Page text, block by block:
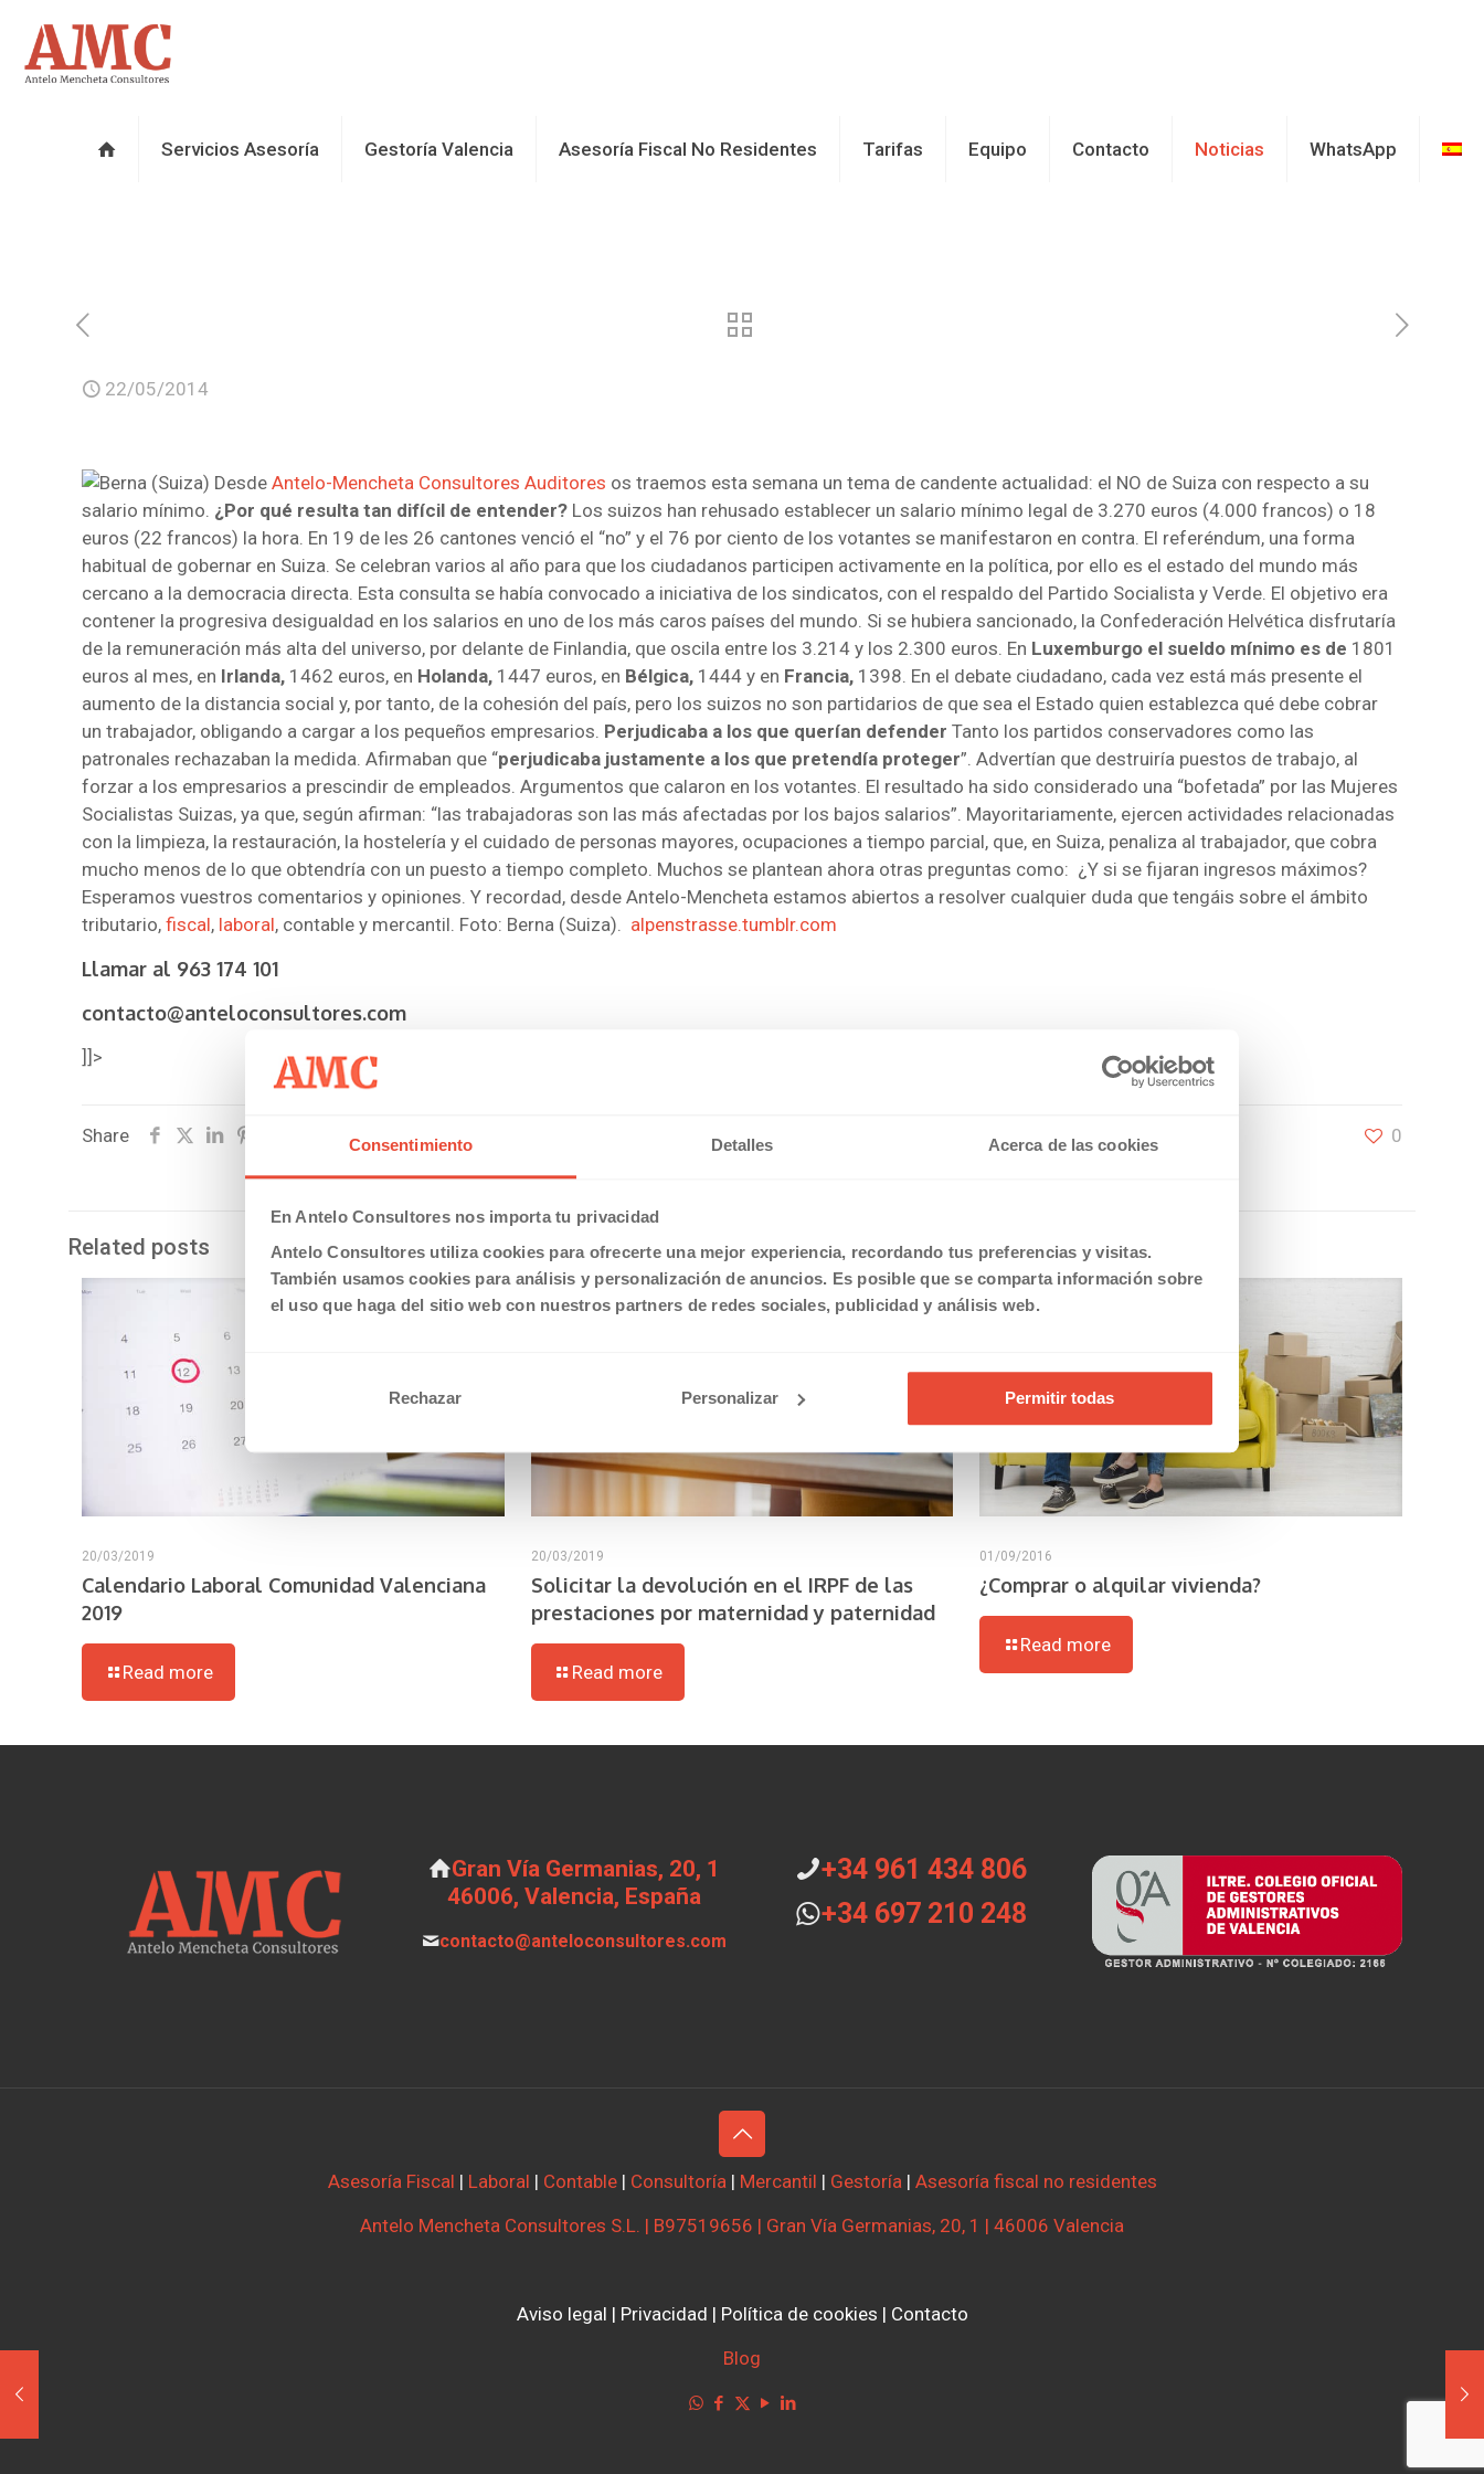
Consentimiento Detalles Acerca de las cookies
En Antelo Consultores nos importa tu privacidad
Antelo Consultores utiliza cookies para ofrecerte una mejor experiencia, recordando tus preferencias y visitas.
También usamos cookies para análisis y personalización de anuncios. Es posible que se comparta información sobre
el uso que haga del sitio web con nuestros partners de redes sociales, publicidad y análisis web.
Rechazar Personalizar Permitir todas
Servicios Asesoría Gestoría Valencia Asesoría Fiscal No Residentes Tarifas Equipo Contacto Noticias WhatsApp
22/05/2014
DesdeAntelo-Mencheta Consultores Auditores os traemos esta semana un tema de candente actualidad: el NO de Suiza con respecto a su
salario mínimo. ¿Por qué resulta tan difícil de entender? Los suizos han rehusado establecer un salario mínimo legal de 3.270 euros (4.000 francos) o 18
euros (22 francos) la hora. En 19 de les 26 cantones venció el “no” y el 76 por ciento de los votantes se manifestaron en contra. El referéndum, una forma
habitual de gobernar en Suiza. Se celebran varios al año para que los ciudadanos participen activamente en la política, por ello es el estado del mundo más
cercano a la democracia directa. Esta consulta se había convocado a iniciativa de los sindicatos, con el respaldo del Partido Socialista y Verde. El objetivo era
contener la progresiva desigualdad en los salarios en uno de los más caros países del mundo. Si se hubiera sancionado, la Confederación Helvética disfrutaría
de la remuneración más alta del universo, por delante de Finlandia, que oscila entre los 3.214 y los 2.300 euros. En Luxemburgo el sueldo mínimo es de 1801
euros al mes, en Irlanda, 1462 euros, en Holanda, 1447 euros, en Bélgica, 1444 y en Francia, 1398. En el debate ciudadano, cada vez está más presente el
aumento de la distancia social y, por tanto, de la cohesión del país, pero los suizos no son partidarios de que sea el Estado quien establezca qué debe cobrar
un trabajador, obligando a cargar a los pequeños empresarios. Perjudicaba a los que querían defender Tanto los partidos conservadores como las
patronales rechazaban la medida. Afirmaban que “perjudicaba justamente a los que pretendía proteger”. Advertían que destruiría puestos de trabajo, al
forzar a los empresarios a prescindir de empleados. Argumentos que calaron en los votantes. El resultado ha sido considerado una “bofetada” por las Mujeres
Socialistas Suizas, ya que, según afirman: “las trabajadoras son las más afectadas por los bajos salarios”. Mayoritariamente, ejercen actividades relacionadas
con la limpieza, la restauración, la hostelería y el cuidado de personas mayores, ocupaciones a tiempo parcial, que, en Suiza, penaliza al trabajador, que cobra
mucho menos de lo que obtendría con un puesto a tiempo completo. Muchos se plantean ahora otras preguntas como: ¿Y si se fijaran ingresos máximos?
Esperamos vuestros comentarios y opiniones. Y recordad, desde Antelo-Mencheta estamos abiertos a resolver cualquier duda que tengáis sobre el ámbito
tributario,fiscal, laboral, contable y mercantil. Foto: Berna (Suiza). alpenstrasse.tumblr.com
Llamar al 963 174 101
contacto@anteloconsultores.com
]]>
Share 0
Related posts
20/03/2019
Calendario Laboral Comunidad Valenciana
2019
Read more
20/03/2019
Solicitar la devolución en el IRPF de las
prestaciones por maternidad y paternidad
Read more
01/09/2016
¿Comprar o alquilar vivienda?
Read more
Gran Vía Germanias, 20, 1
46006, Valencia, España
contacto@anteloconsultores.com
+34 961 434 806
+34 697 210 248
Asesoría Fiscal | Laboral | Contable| Consultoría | Mercantil | Gestoría | Asesoría fiscal no residentes
Antelo Mencheta Consultores S.L. | B97519656 | Gran Vía Germanias, 20, 1 | 46006 Valencia
Aviso legal | Privacidad | Política de cookies | Contacto
Blog